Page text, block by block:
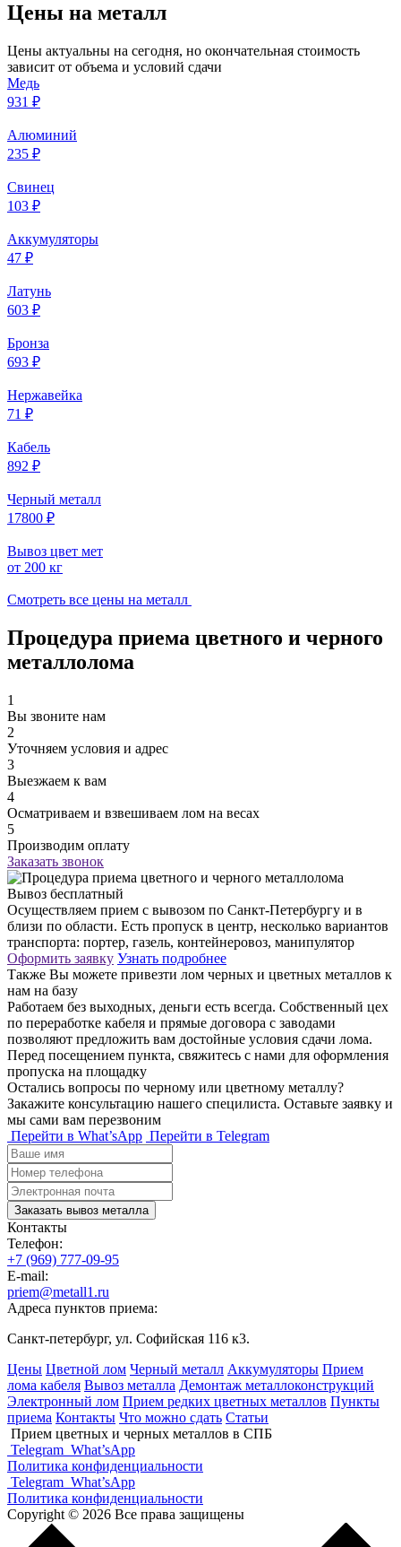
Цены на металл
Цены актуальны на сегодня, но окончательная стоимость
зависит от объема и условий сдачи
Медь
931 ₽
Алюминий
235 ₽
Свинец
103 ₽
Аккумуляторы
47 ₽
Латунь
603 ₽
Бронза
693 ₽
Нержавейка
71 ₽
Кабель
892 ₽
Черный металл
17800 ₽
Вывоз цвет мет
от 200 кг
Смотреть все цены на металл
Процедура приема цветного и черного
металлолома
1
Вы звоните нам
2
Уточняем условия и адрес
3
Выезжаем к вам
4
Осматриваем и взвешиваем лом на весах
5
Производим оплату
Заказать звонок
Вывоз бесплатный
Осуществляем прием с вывозом по Санкт-Петербургу и в
близи по области. Есть пропуск в центр, несколько вариантов
транспорта: портер, газель, контейнеровоз, манипулятор
Оформить заявку Узнать подробнее
Также Вы можете привезти лом черных и цветных металлов к
нам на базу
Работаем без выходных, деньги есть всегда. Собственный цех
по переработке кабеля и прямые договора с заводами
позволяют предложить вам достойные условия сдачи лома.
Перед посещением пункта, свяжитесь с нами для оформления
пропуска на площадку
Остались вопросы по черному или цветному металлу?
Закажите консультацию нашего специлиста. Оставьте заявку и
мы сами вам перезвоним
Перейти в What’sApp Перейти в Telegram
Заказать вывоз металла
Контакты
Телефон:
+7 (969) 777-09-95
E-mail:
priem@metall1.ru
Адреса пунктов приема:
Санкт-петербург, ул. Софийская 116 к3.
Цены Цветной лом Черный металл Аккумуляторы Прием
лома кабеля Вывоз металла Демонтаж металлоконструкций
Электронный лом Прием редких цветных металлов Пункты
приема Контакты Что можно сдать Статьи
Прием цветных и черных металлов в СПБ
Telegram What’sApp
Политика конфиденциальности
Telegram What’sApp
Политика конфиденциальности
Copyright © 2026 Все права защищены